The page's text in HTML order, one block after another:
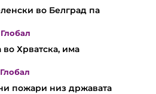
во Белград па
Глобал
во Хрватска, има
Глобал
пожари низ државата